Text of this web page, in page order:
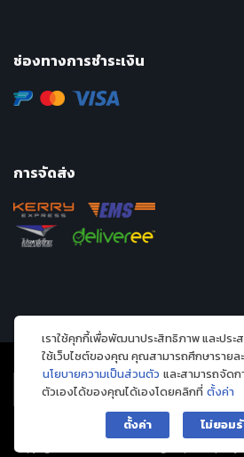
ช่องทางการชำระเงิน
การจัดส่ง
Copyright 2026 © Avarin intergroup company
เราใช้คุกกี้เพื่อพัฒนาประสิทธิภาพ และปร
ใช้เว็บไซต์ของคุณ คุณสามารถศึกษารายล
นโยบายความเป็นส่วนตัว และสามารถจัด
ตัวเองได้ของคุณได้เองโดยคลิกที่ ตั้งค่า
ตั้งค่า
ไม่ยอม